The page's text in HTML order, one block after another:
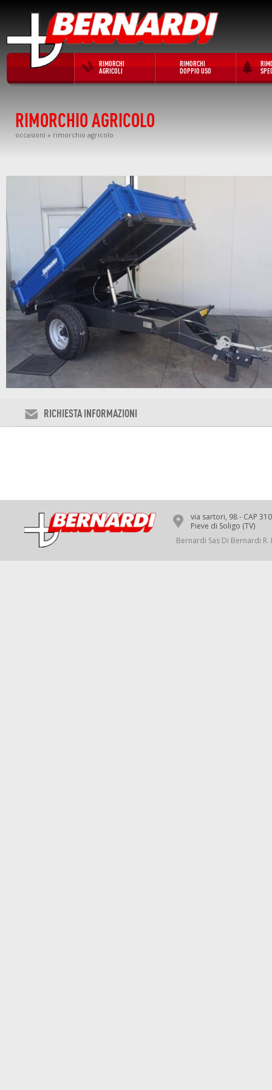
RIMORCHI
AGRICOLI
RIMORCHI
DOPPIO USO
RIMORCHIO AGRICOLO
occasioni » rimorchio agricolo
RICHIESTA INFORMAZIONI
via sartori, 98 - CAP
Pieve di Soligo (TV)
Bernardi Sas Di Bernardi